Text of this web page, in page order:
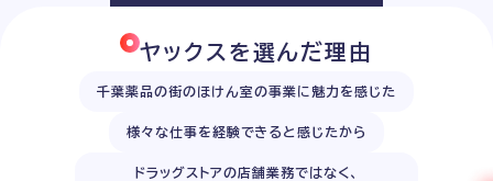
ヤックスを選んだ理由
千葉薬品の街のほけん室の事業に魅力を感じた
様々な仕事を経験できると感じたから
ドラッグストアの店舗業務ではなく、